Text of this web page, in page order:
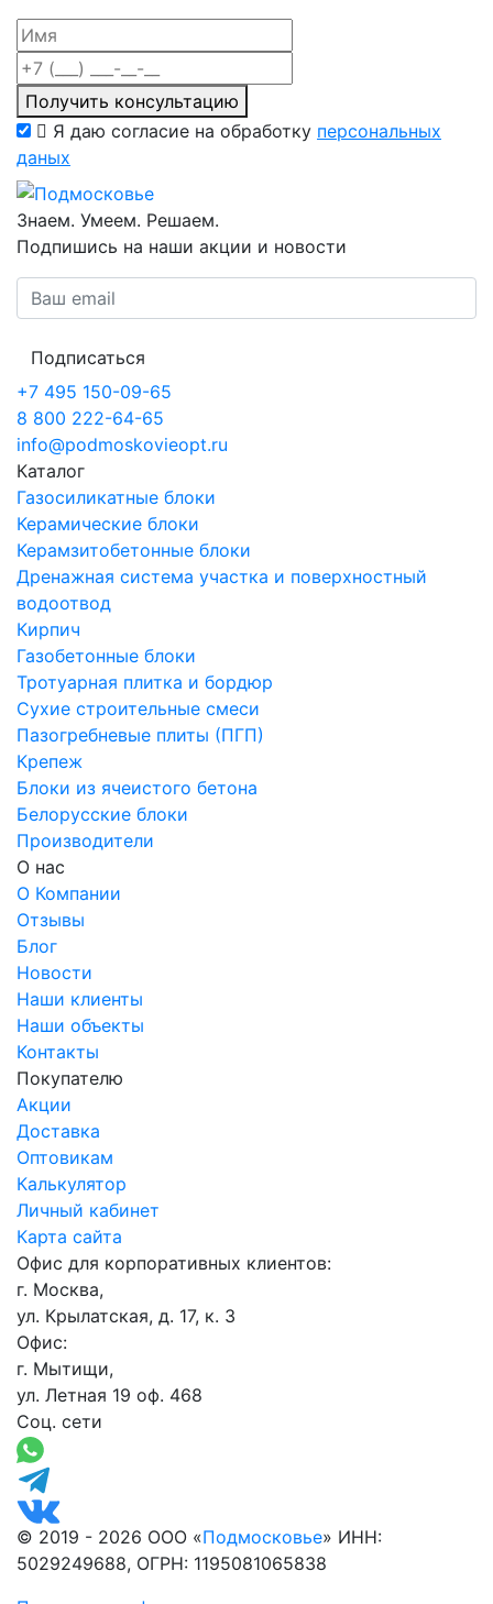
Получить консультацию
Я даю согласие на обработку персональных
даных
Знаем. Умеем. Решаем.
Подпишись на наши акции и новости
Подписаться
+7 495 150-09-65
8 800 222-64-65
info@podmoskovieopt.ru
Каталог
Газосиликатные блоки
Керамические блоки
Керамзитобетонные блоки
Дренажная система участка и поверхностный
водоотвод
Кирпич
Газобетонные блоки
Тротуарная плитка и бордюр
Сухие строительные смеси
Пазогребневые плиты (ПГП)
Крепеж
Блоки из ячеистого бетона
Белорусские блоки
Производители
О нас
О Компании
Отзывы
Блог
Новости
Наши клиенты
Наши объекты
Контакты
Покупателю
Акции
Доставка
Оптовикам
Калькулятор
Личный кабинет
Карта сайта
Офис для корпоративных клиентов:
г. Москва,
ул. Крылатская, д. 17, к. 3
Офис:
г. Мытищи,
ул. Летная 19 оф. 468
Соц. сети
© 2019 - 2026 ООО «Подмосковье» ИНН:
5029249688, ОГРН: 1195081065838